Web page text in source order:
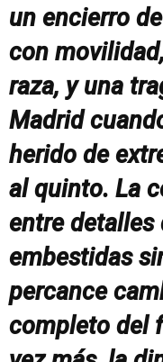
un encierro
con
raza, y una
Madrid
herido de
al quinto. La
entre detalles
embestidas
percance
completo del